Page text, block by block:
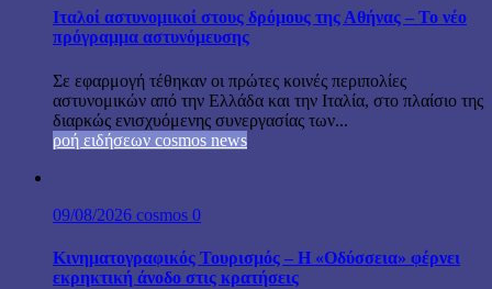
Ιταλοί αστυνομικοί στους δρόμους της Αθήνας – Το νέο
πρόγραμμα αστυνόμευσης
Σε εφαρμογή τέθηκαν οι πρώτες κοινές περιπολίες
αστυνομικών από την Ελλάδα και την Ιταλία, στο πλαίσιο της
διαρκώς ενισχυόμενης συνεργασίας των...
ροή ειδήσεων cosmos news
09/08/2026 cosmos 0
Κινηματογραφικός Τουρισμός – Η «Οδύσσεια» φέρνει
εκρηκτική άνοδο στις κρατήσεις